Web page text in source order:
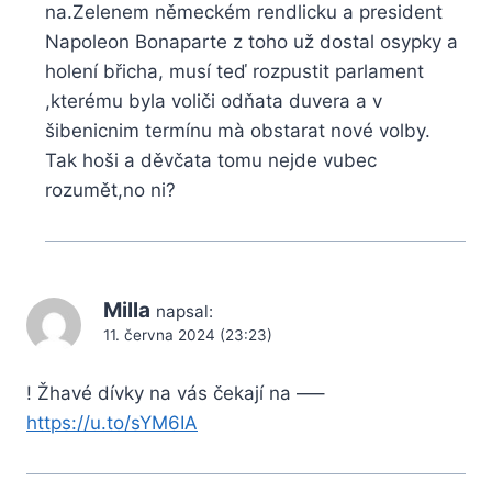
na.Zelenem německém rendlicku a president
Napoleon Bonaparte z toho už dostal osypky a
holení břicha, musí teď rozpustit parlament
,kterému byla voliči odňata duvera a v
šibenicnim termínu mà obstarat nové volby.
Tak hoši a děvčata tomu nejde vubec
rozumět,no ni?
Milla napsal:
11. června 2024 (23:23)
! Žhavé dívky na vás čekají na —–
https://u.to/sYM6IA